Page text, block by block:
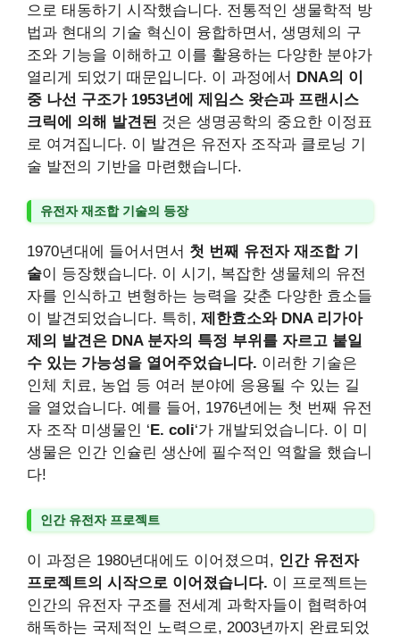
으로 태동하기 시작했습니다. 전통적인 생물학적 방
법과 현대의 기술 혁신이 융합하면서, 생명체의 구
조와 기능을 이해하고 이를 활용하는 다양한 분야가
열리게 되었기 때문입니다. 이 과정에서 DNA의 이
중 나선 구조가 1953년에 제임스 왓슨과 프랜시스
크릭에 의해 발견된 것은 생명공학의 중요한 이정표
로 여겨집니다. 이 발견은 유전자 조작과 클로닝 기
술 발전의 기반을 마련했습니다.
유전자 재조합 기술의 등장
1970년대에 들어서면서 첫 번째 유전자 재조합 기
술이 등장했습니다. 이 시기, 복잡한 생물체의 유전
자를 인식하고 변형하는 능력을 갖춘 다양한 효소들
이 발견되었습니다. 특히, 제한효소와 DNA 리가아
제의 발견은 DNA 분자의 특정 부위를 자르고 붙일
수 있는 가능성을 열어주었습니다. 이러한 기술은
인체 치료, 농업 등 여러 분야에 응용될 수 있는 길
을 열었습니다. 예를 들어, 1976년에는 첫 번째 유전
자 조작 미생물인 ‘E. coli‘가 개발되었습니다. 이 미
생물은 인간 인슐린 생산에 필수적인 역할을 했습니
다!
인간 유전자 프로젝트
이 과정은 1980년대에도 이어졌으며, 인간 유전자
프로젝트의 시작으로 이어졌습니다. 이 프로젝트는
인간의 유전자 구조를 전세계 과학자들이 협력하여
해독하는 국제적인 노력으로, 2003년까지 완료되었